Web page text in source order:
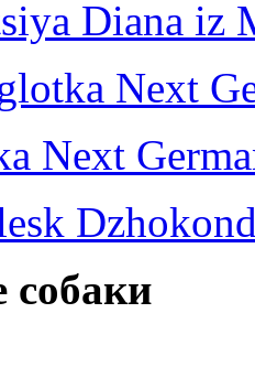
Diana iz
Next
Next
собаки